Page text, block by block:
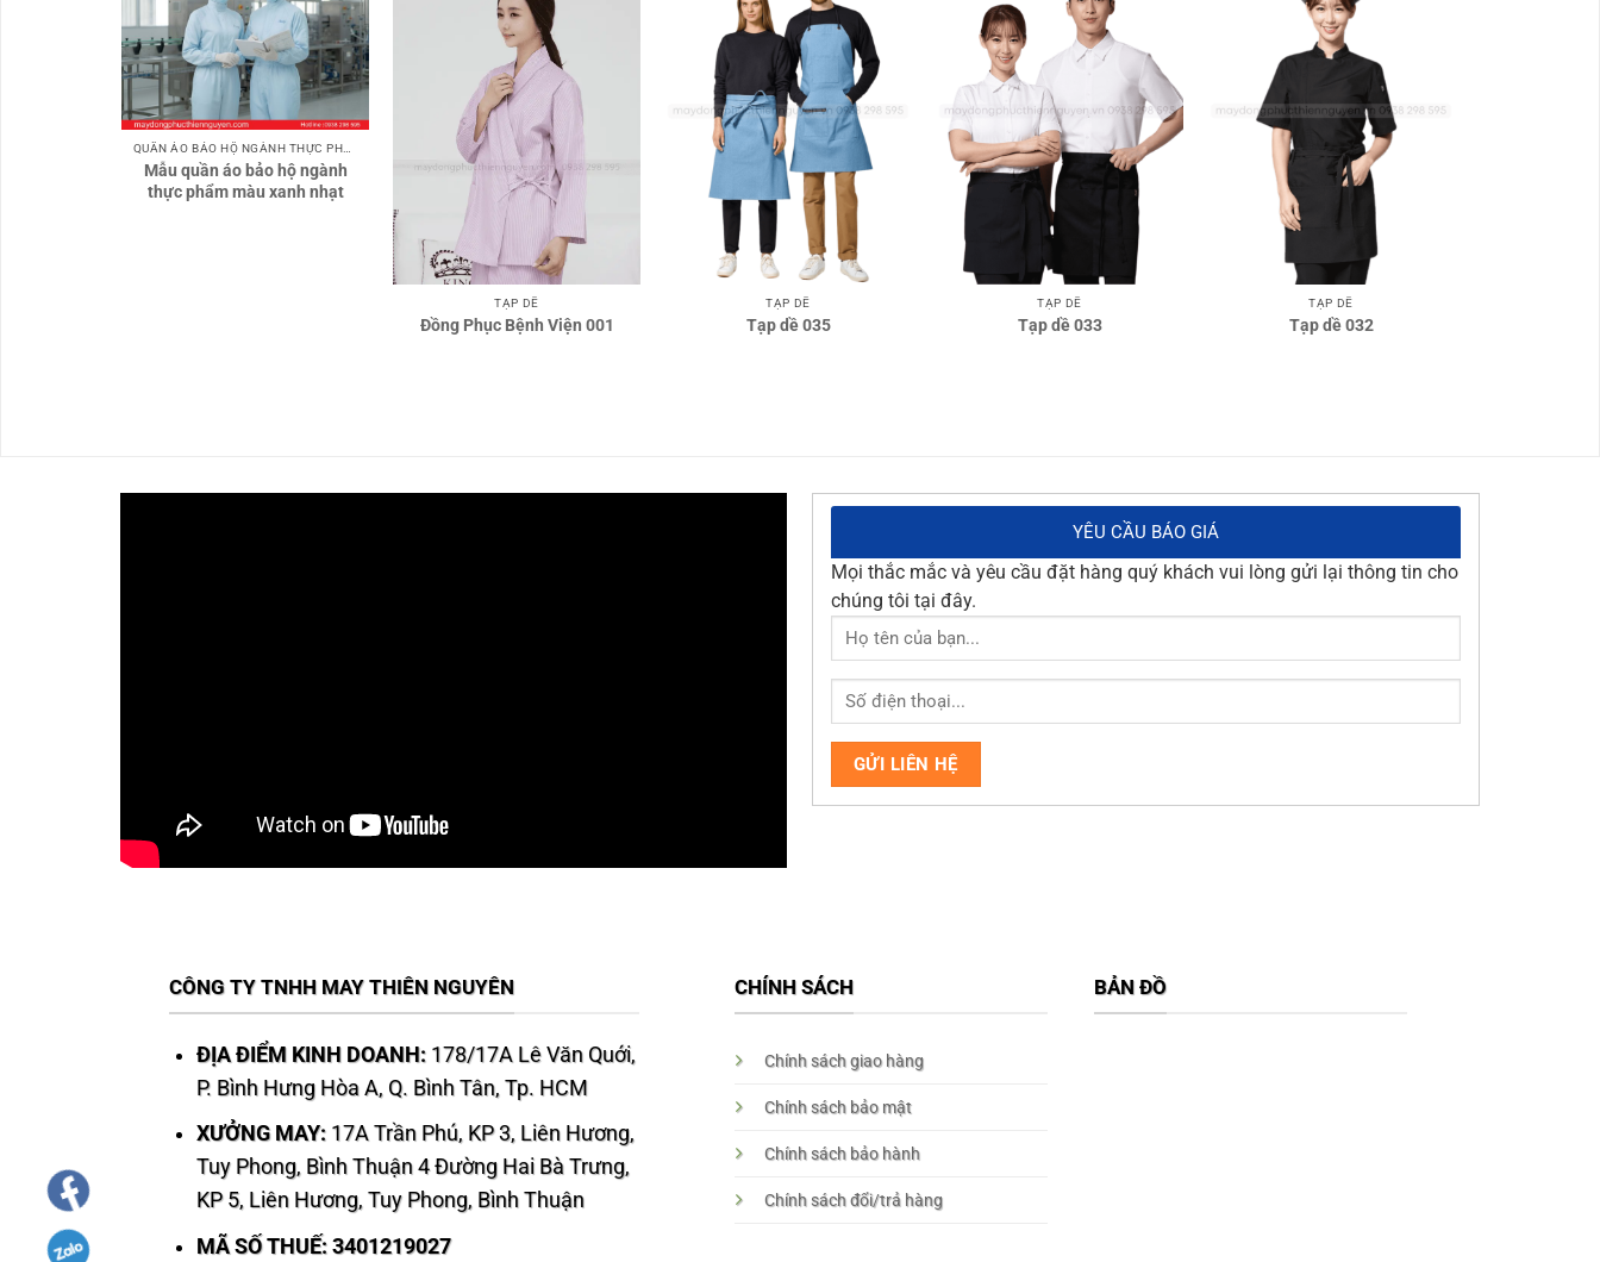
QUẦN ÁO BẢO HỘ NGÀNH THỰC PHẨM
Mẫu quần áo bảo hộ ngành
thực phẩm màu xanh nhạt
TẠP DỀ
Đồng Phục Bệnh Viện 001
TẠP DỀ
Tạp dề 035
TẠP DỀ
Tạp dề 033
TẠP DỀ
Tạp dề 032
YÊU CẦU BÁO GIÁ
Mọi thắc mắc và yêu cầu đặt hàng quý khách vui lòng gửi lại thông tin cho
chúng tôi tại đây.
CÔNG TY TNHH MAY THIÊN NGUYÊN
ĐỊA ĐIỂM KINH DOANH: 178/17A Lê Văn Quới,
P. Bình Hưng Hòa A, Q. Bình Tân, Tp. HCM
XƯỞNG MAY: 17A Trần Phú, KP 3, Liên Hương,
Tuy Phong, Bình Thuận 4 Đường Hai Bà Trưng,
KP 5, Liên Hương, Tuy Phong, Bình Thuận
MÃ SỐ THUẾ: 3401219027
CHÍNH SÁCH
Chính sách giao hàng
Chính sách bảo mật
Chính sách bảo hành
Chính sách đổi/trả hàng
BẢN ĐỒ